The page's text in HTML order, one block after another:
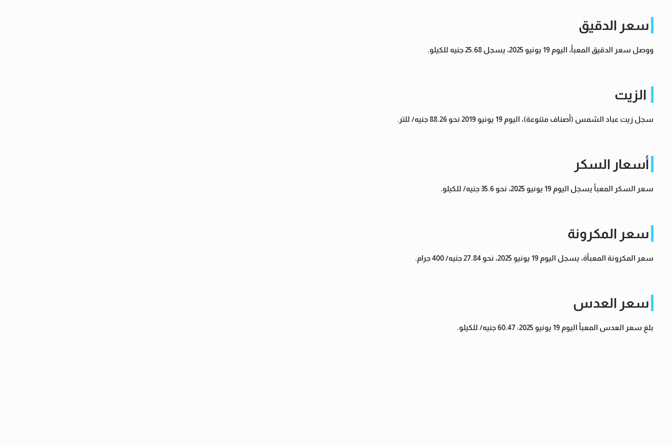
سعر الدقيق
ووصل سعر الدقيق المعبأ، اليوم 19 يونيو 2025، يسجل 25.68 جنيه للكيلو.
الزيت
سجل زيت عباد الشمس (أصناف متنوعة)، اليوم 19 يونيو 2019 نحو 88.26 جنيه/ للتر.
أسعار السكر
سعر السكر المعبأ يسجل اليوم 19 يونيو 2025، نحو 35.6 جنيه/ للكيلو.
سعر المكرونة
سعر المكرونة المعبأة، يسجل اليوم 19 يونيو 2025، نحو 27.84 جنيه/ 400 جرام.
سعر العدس
بلغ سعر العدس المعبأ اليوم 19 يونيو 2025: 60.47 جنيه/ للكيلو.